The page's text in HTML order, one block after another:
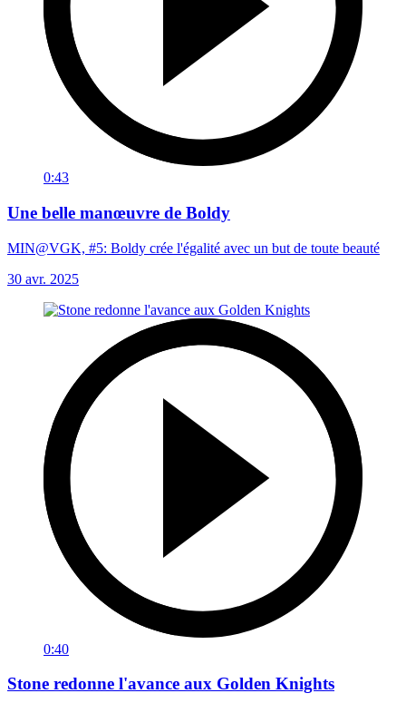
0:43
Une belle manœuvre de Boldy
MIN@VGK, #5: Boldy crée l'égalité avec un but de toute beauté
30 avr. 2025
0:40
Stone redonne l'avance aux Golden Knights